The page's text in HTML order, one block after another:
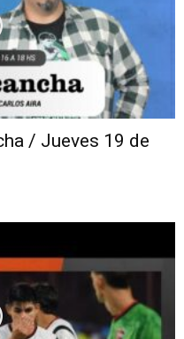
/ Jueves 19 de